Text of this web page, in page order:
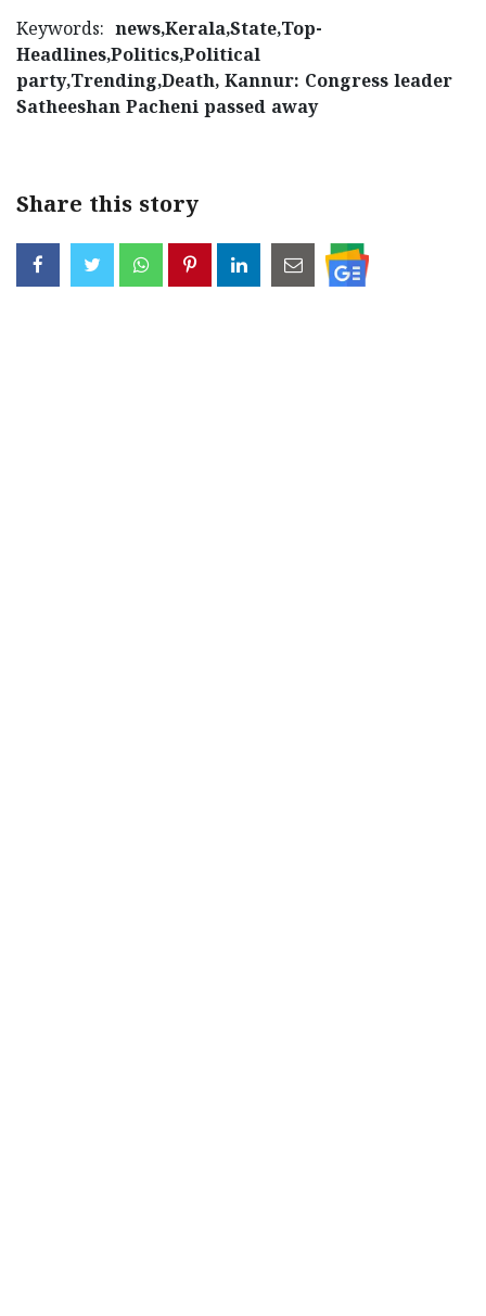
Keywords: news,Kerala,State,Top-
Headlines,Politics,Political
party,Trending,Death, Kannur: Congress leader
Satheeshan Pacheni passed away
Share this story